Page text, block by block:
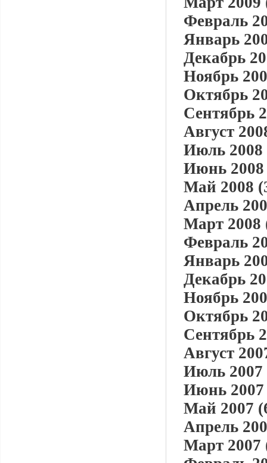
Февраль
Январь
Декабрь
Ноябрь
Октябрь
Сентябрь
Август
Июль 2008
Июнь 2008
Май 2008
Апрель
Март 2008
Февраль
Январь
Декабрь
Ноябрь
Октябрь
Сентябрь
Август
Июль 2007
Июнь 2007
Май 2007
Апрель
Март 2007